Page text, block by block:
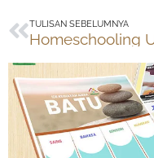
Prev
TULISAN SEBELUMNYA